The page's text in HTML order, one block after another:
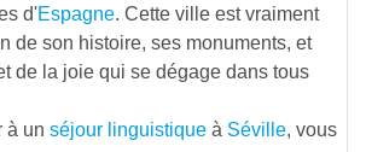
d'Espagne. Cette ville est vraiment
de son histoire, ses monuments, et
de la joie qui se dégage dans tous
à un séjour linguistique à Séville, vous